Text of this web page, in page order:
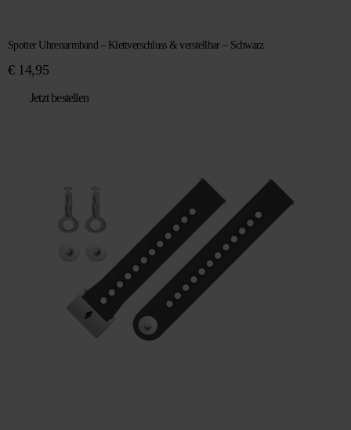
Spotter Uhrenarmband – Klettverschluss & verstellbar – Schwarz
€14,95
Jetzt bestellen